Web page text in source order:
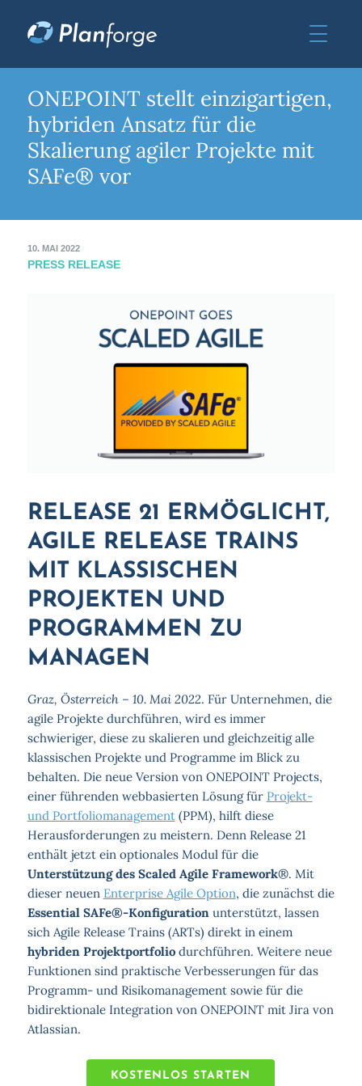
ONEPOINT stellt einzigartigen,
hybriden Ansatz für die
Skalierung agiler Projekte mit
SAFe® vor
10. MAI 2022
PRESS RELEASE
RELEASE 21 ERMÖGLICHT,
AGILE RELEASE TRAINS
MIT KLASSISCHEN
PROJEKTEN UND
PROGRAMMEN ZU
MANAGEN
Graz, Österreich – 10. Mai 2022. Für Unternehmen, die
agile Projekte durchführen, wird es immer
schwieriger, diese zu skalieren und gleichzeitig alle
klassischen Projekte und Programme im Blick zu
behalten. Die neue Version von ONEPOINT Projects,
einer führenden webbasierten Lösung für Projekt-
und Portfoliomanagement(PPM), hilft diese
Herausforderungen zu meistern. Denn Release 21
enthält jetzt ein optionales Modul für die
Unterstützung des Scaled Agile Framework®. Mit
dieser neuen Enterprise Agile Option, die zunächst die
Essential SAFe®-Konfigurationunterstützt, lassen
sich Agile Release Trains (ARTs) direkt in einem
hybriden Projektportfoliodurchführen. Weitere neue
Funktionen sind praktische Verbesserungen für das
Programm- und Risikomanagement sowie für die
bidirektionale Integration von ONEPOINT mit Jira von
Atlassian.
KOSTENLOS STARTEN